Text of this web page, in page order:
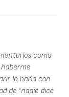
como
haberme
lo haría con
de "nadie dice